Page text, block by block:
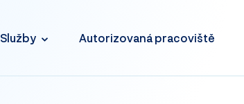
Služby Autorizovaná pracoviště